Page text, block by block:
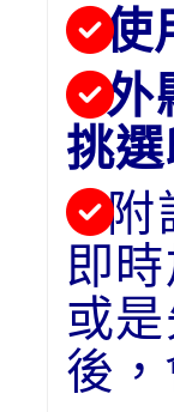
使
外
挑
附
即
或
後